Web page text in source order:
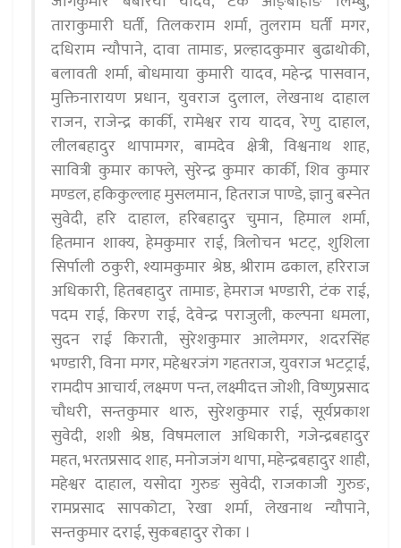
ताराकुमारी घर्ती, तिलकराम शर्मा, तुलराम घर्ती मगर,
दधिराम न्यौपाने, दावा तामाङ, प्रल्हादकुमार बुढाथोकी,
बलावती शर्मा, बोधमाया कुमारी यादव, महेन्द्र पासवान,
मुक्तिनारायण प्रधान, युवराज दुलाल, लेखनाथ दाहाल
राजन, राजेन्द्र कार्की, रामेश्वर राय यादव, रेणु दाहाल,
लीलबहादुर थापामगर, बामदेव क्षेत्री, विश्वनाथ शाह,
सावित्री कुमार काफ्ले, सुरेन्द्र कुमार कार्की, शिव कुमार
मण्डल, हकिकुल्लाह मुसलमान, हितराज पाण्डे, ज्ञानु बस्नेत
सुवेदी, हरि दाहाल, हरिबहादुर चुमान, हिमाल शर्मा,
हितमान शाक्य, हेमकुमार राई, त्रिलोचन भटट्, शुशिला
सिर्पाली ठकुरी, श्यामकुमार श्रेष्ठ, श्रीराम ढकाल, हरिराज
अधिकारी, हितबहादुर तामाङ, हेमराज भण्डारी, टंक राई,
पदम राई, किरण राई, देवेन्द्र पराजुली, कल्पना धमला,
सुदन राई किराती, सुरेशकुमार आलेमगर, शदरसिंह
भण्डारी, विना मगर, महेश्वरजंग गहतराज, युवराज भटट्राई,
रामदीप आचार्य, लक्ष्मण पन्त, लक्ष्मीदत्त जोशी, विष्णुप्रसाद
चौधरी, सन्तकुमार थारु, सुरेशकुमार राई, सूर्यप्रकाश
सुवेदी, शशी श्रेष्ठ, विषमलाल अधिकारी, गजेन्द्रबहादुर
महत, भरतप्रसाद शाह, मनोजजंग थापा, महेन्द्रबहादुर शाही,
महेश्वर दाहाल, यसोदा गुरुङ सुवेदी, राजकाजी गुरुङ,
रामप्रसाद सापकोटा, रेखा शर्मा, लेखनाथ न्यौपाने,
सन्तकुमार दराई, सुकबहादुर रोका ।